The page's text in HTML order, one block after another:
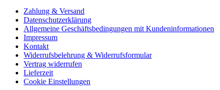
Zahlung & Versand
Datenschutzerklärung
Allgemeine Geschäftsbedingungen mit Kundeninformationen
Impressum
Kontakt
Widerrufsbelehrung & Widerrufsformular
Vertrag widerrufen
Lieferzeit
Cookie Einstellungen